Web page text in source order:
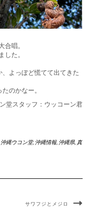
合唱。
た。
よっぽど慌てて出てきた
のかなー。
堂スタッフ：ウッコーン君
沖縄ウコン堂, 沖縄情報, 沖縄県, 真
サワフジとメジロ